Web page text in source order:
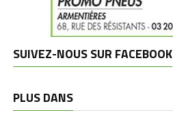
SUIVEZ-NOUS SUR FACEBOOK
PLUS DANS